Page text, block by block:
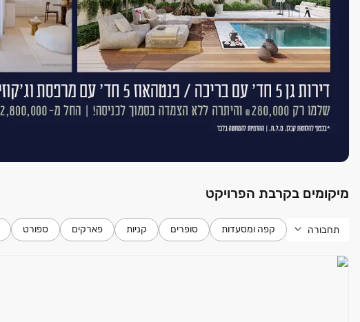
מיקומים בקרבת הפרויקט
תחבורה קפה ומסעדות סופרים קניות פארקים ספורט